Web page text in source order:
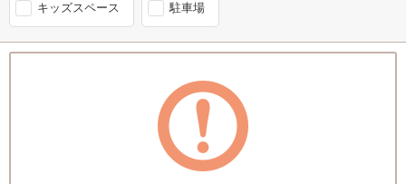
キッズスペース 駐車場